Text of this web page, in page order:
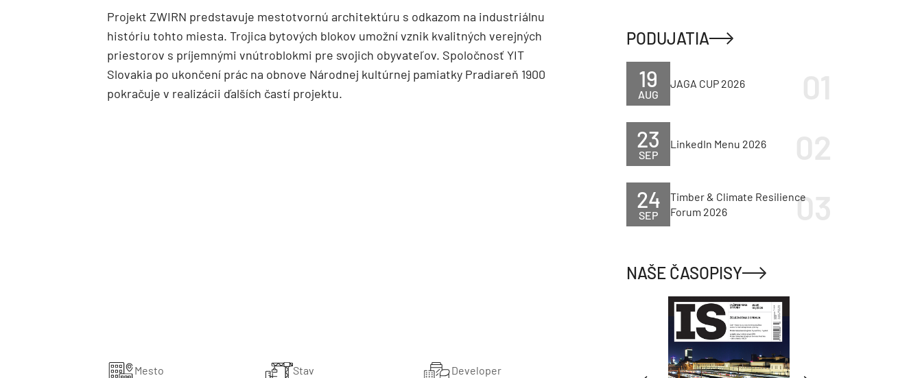
Projekt ZWIRN predstavuje mestotvornú architektúru s odkazom na industriálnu
históriu tohto miesta. Trojica bytových blokov umožní vznik kvalitných verejných
priestorov s príjemnými vnútroblokmi pre svojich obyvateľov. Spoločnosť YIT
Slovakia po ukončení prác na obnove Národnej kultúrnej pamiatky Pradiareň 1900
pokračuje v realizácii ďalších častí projektu.
Mesto Stav Developer
PODUJATIA
AUG
19 JAGA CUP 2026
SEP
23 LinkedIn Menu 2026
SEP
24
Timber & Climate Resilience
Forum 2026
NAŠE ČASOPISY